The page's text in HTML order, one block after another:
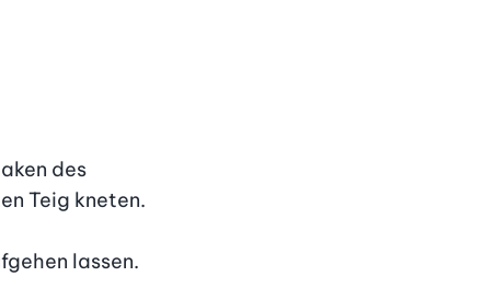
des
Teig kneten.
lassen.